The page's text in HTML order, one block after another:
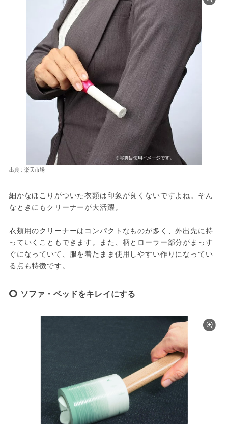
出典：楽天市場
細かなほこりがついた衣類は印象が良くないですよね。そん
なときにもクリーナーが大活躍。
衣類用のクリーナーはコンパクトなものが多く、外出先に持
っていくこともできます。また、柄とローラー部分がまっす
ぐになっていて、服を着たまま使用しやすい作りになってい
る点も特徴です。
ソファ・ベッドをキレイにする